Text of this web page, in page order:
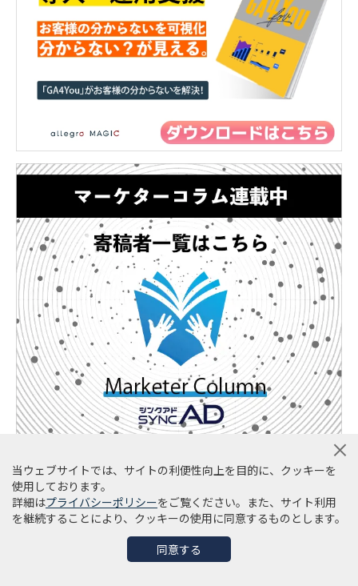
よく見られる
マーケティング用語
当ウェブサイトでは、サイトの利便性向上を目的に、クッキーを
使用しております。
詳細はプライバシーポリシーをご覧ください。また、サイト利用
を継続することにより、クッキーの使用に同意するものとします。
同意する